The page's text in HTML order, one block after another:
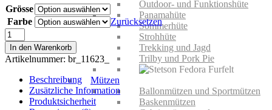
Outdoor- und Funktionshüte
Panamahüte
Sommerhüte
Strohhüte
Trekking und Jagd
Trilby und Pork Pie
Mützen
Ballonmützen und Sportmützen
Baskenmützen
war:
95,00€
ist:
49,00€.
Grösse
Farbe
Zurücksetzen
Brixton
Austin
Straw
Cowboy
Menge
In den Warenkorb
Artikelnummer: br_11623_
Beschreibung
Zusätzliche Information
Produktsicherheit